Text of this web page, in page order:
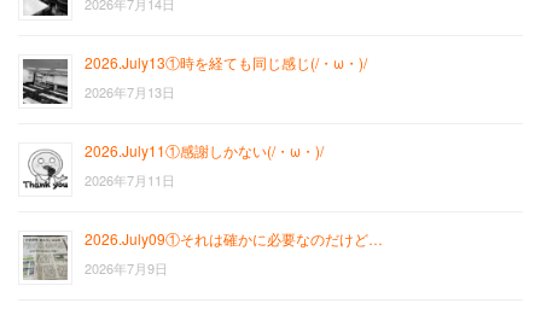
2026.July13①時を経ても同じ感じ(/・ω・)/
2026年7月13日
2026.July11①感謝しかない(/・ω・)/
2026年7月11日
2026.July09①それは確かに必要なのだけど…
2026年7月9日